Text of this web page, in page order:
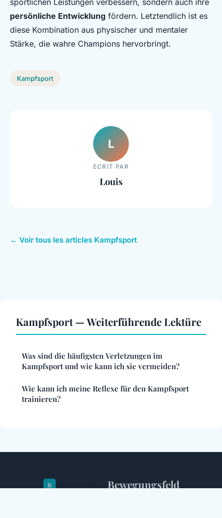
sportlichen Leistungen verbessern, sondern auch ihre
persönliche Entwicklung fördern. Letztendlich ist es
diese Kombination aus physischer und mentaler
Stärke, die wahre Champions hervorbringt.
Kampfsport
L
ECRIT PAR
Louis
← Voir tous les articles Kampfsport
Kampfsport — Weiterführende Lektüre
Was sind die häufigsten Verletzungen im
Kampfsport und wie kann ich sie vermeiden?
Wie kann ich meine Reflexe für den Kampfsport
trainieren?
Bewegungsfeld